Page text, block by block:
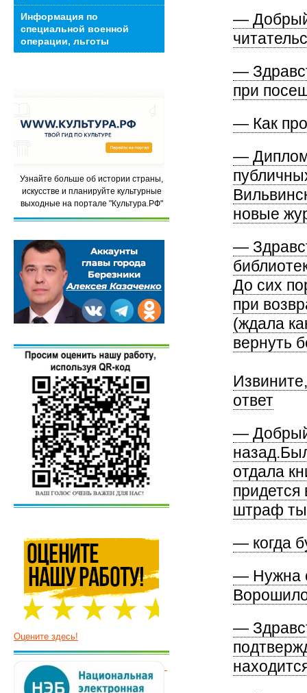
— Добрый
—
при
— Как
—
новые
—
До сих
при
(ждала
вернуть
ответ
— Добрый
отдала
штраф
— когда
— Нужна
—
Информация по
специальной военной
операции, льготы
Узнайте больше об истории страны,
искусстве и планируйте культурные
выходные на портале "Культура.РФ"
Оцените здесь!